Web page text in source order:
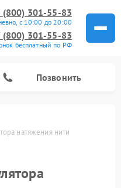
(800) 301-55-83
с 10:00 до 20:00
(800) 301-55-83
бесплатный по РФ
Позвонить
натяжения нити